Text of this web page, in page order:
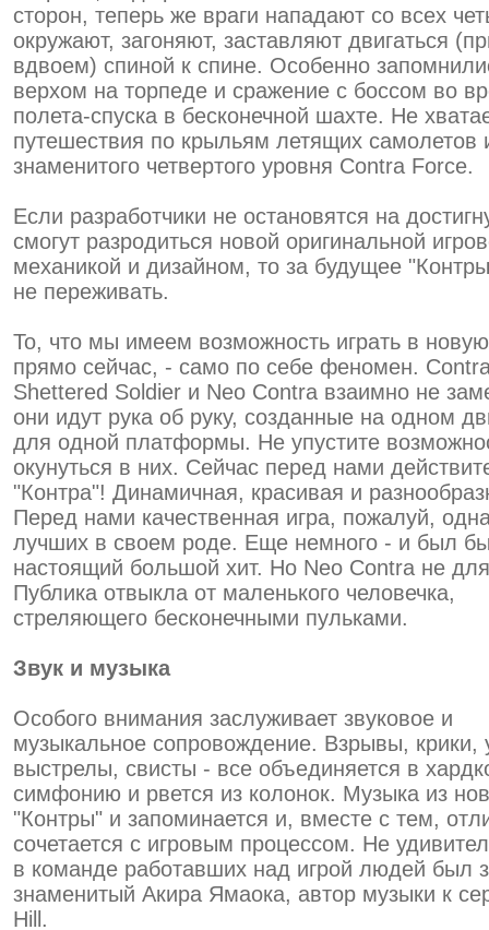
сторон, теперь же враги нападают со всех
окружают, загоняют, заставляют двигаться
вдвоем) спиной к спине. Особенно
верхом на торпеде и сражение с боссом во
полета-спуска в бесконечной шахте. Не
путешествия по крыльям летящих самолетов
знаменитого четвертого уровня Contra Force.
Если разработчики не остановятся на
смогут разродиться новой оригинальной
механикой и дизайном, то за будущее
не переживать.
То, что мы имеем возможность играть в
прямо сейчас, - само по себе феномен.
Shettered Soldier и Neo Contra взаимно не
они идут рука об руку, созданные на одном
для одной платформы. Не упустите
окунуться в них. Сейчас перед нами
"Контра"! Динамичная, красивая и
Перед нами качественная игра, пожалуй,
лучших в своем роде. Еще немного - и был
настоящий большой хит. Но Neo Contra не
Публика отвыкла от маленького человечка,
стреляющего бесконечными пульками.
Звук и музыка
Особого внимания заслуживает звуковое и
музыкальное сопровождение. Взрывы, крики,
выстрелы, свисты - все объединяется в
симфонию и рвется из колонок. Музыка из
"Контры" и запоминается и, вместе с тем,
сочетается с игровым процессом. Не
в команде работавших над игрой людей был
знаменитый Акира Ямаока, автор музыки к
Hill.